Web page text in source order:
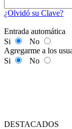
¿Olvidó su Clave?
Entrada automática
Si
No
Agregarme a los
Si
No
DESTACADOS